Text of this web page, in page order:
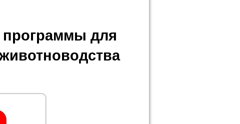
программы для